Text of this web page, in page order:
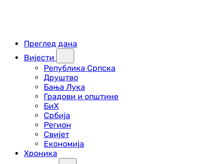
Преглед дана
Вијести
Република Српска
Друштво
Бања Лука
Градови и општине
БиХ
Србија
Регион
Свијет
Економија
Хроника